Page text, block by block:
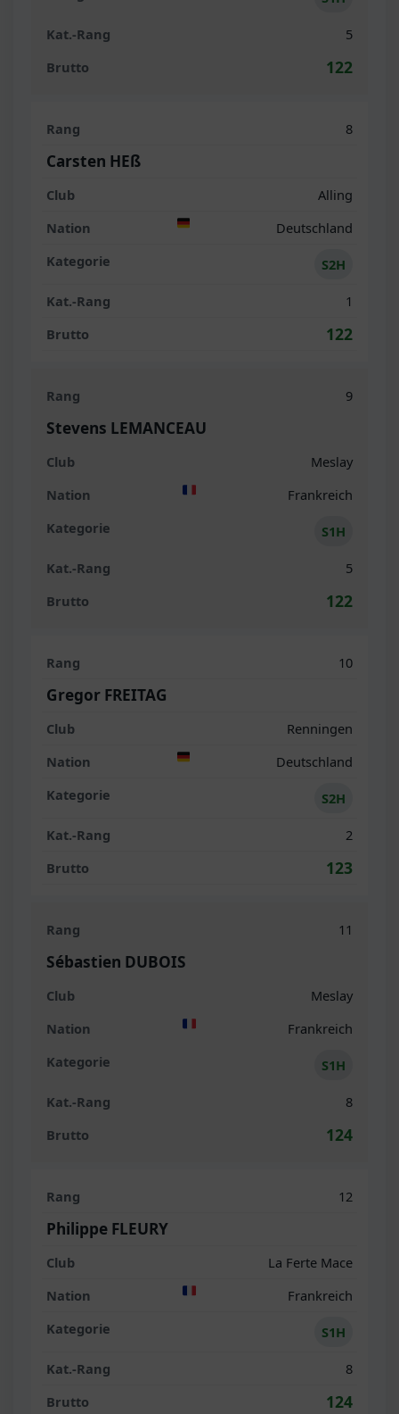
5
122
8
Carsten HEß
Alling
Deutschland
S2H
1
122
9
Stevens LEMANCEAU
Meslay
Frankreich
S1H
5
122
10
Gregor FREITAG
Renningen
Deutschland
S2H
2
123
11
Sébastien DUBOIS
Meslay
Frankreich
S1H
8
124
12
Philippe FLEURY
La Ferte Mace
Frankreich
S1H
8
124